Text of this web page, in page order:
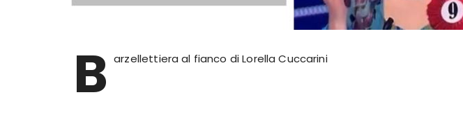
B arzellettiera al fianco di Lorella Cuccarini